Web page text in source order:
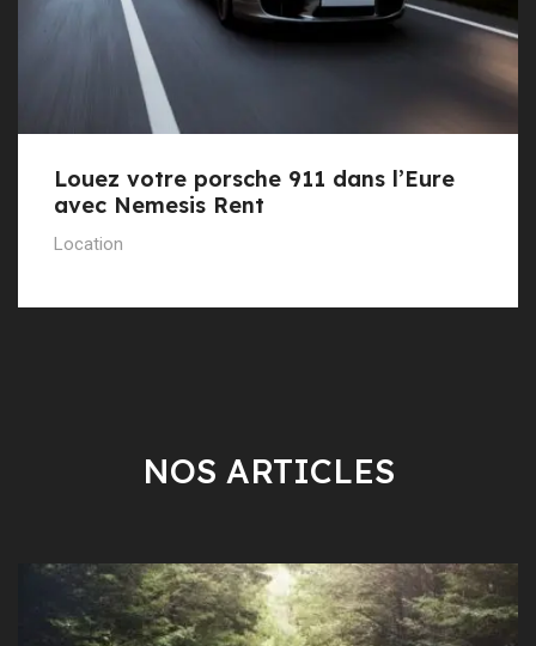
Louez votre porsche 911 dans l’Eure
avec Nemesis Rent
Location
NOS ARTICLES